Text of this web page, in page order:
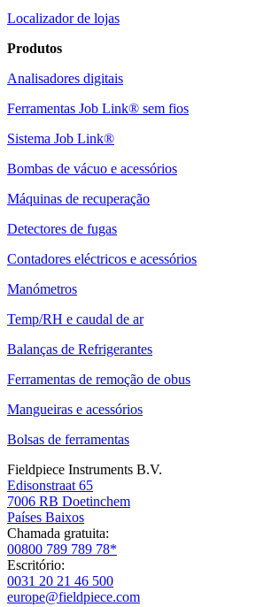
Localizador de lojas
Produtos
Analisadores digitais
Ferramentas Job Link® sem fios
Sistema Job Link®
Bombas de vácuo e acessórios
Máquinas de recuperação
Detectores de fugas
Contadores eléctricos e acessórios
Manómetros
Temp/RH e caudal de ar
Balanças de Refrigerantes
Ferramentas de remoção de obus
Mangueiras e acessórios
Bolsas de ferramentas
Fieldpiece Instruments B.V.
Edisonstraat 65
7006 RB Doetinchem
Países Baixos
Chamada gratuita:
00800 789 789 78*
Escritório:
0031 20 21 46 500
europe@fieldpiece.com